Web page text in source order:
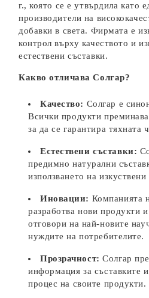
г., която се е утвърдила като
производители на
добавки в света. Фирмата е
контрол върху качеството и
естествени съставки.
Какво отличава Солгар?
Качество: Солгар е
Всички продукти
за да се гарантира тяхната
Естествени съставки:
предимно натурални
използването на
Иновации: Компанията
разработва нови продукти
отговори на най-новите
нуждите на потребителите.
Прозрачност: Солгар
информация за съставките
процес на своите продукти.